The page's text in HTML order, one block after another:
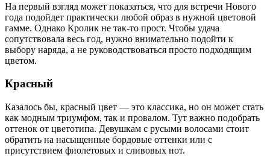
На первый взгляд может показаться, что для встречи Нового
года подойдет практически любой образ в нужной цветовой
гамме. Однако Кролик не так-то прост. Чтобы удача
сопутствовала весь год, нужно внимательно подойти к
выбору наряда, а не руководствоваться просто подходящим
цветом.
Красный
Казалось бы, красный цвет — это классика, но он может стать
как модным триумфом, так и провалом. Тут важно подобрать
оттенок от цветотипа. Девушкам с русыми волосами стоит
обратить на насыщенные бордовые оттенки или с
присутствием фиолетовых и сливовых нот.